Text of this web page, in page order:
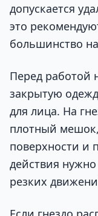
допускается
это
большинство
Перед работой
закрытую
для лица. На
плотный
поверхности и
действия
резких